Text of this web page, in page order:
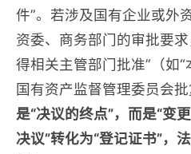
件”。若涉及国有企业或外
资委、商务部门的审批要
得相关主管部门批准”（如
国有资产监督管理委员会批
是“决议的终点”，而是“变
决议”转化为“登记证书”，